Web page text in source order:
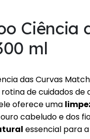
Ciência
ml
das Curvas
de cuidados
oferece uma
cabeludo e dos
essencial para